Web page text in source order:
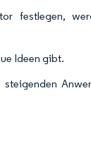
festlegen,
Ideen gibt.